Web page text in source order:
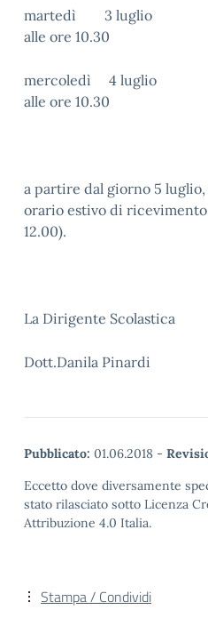
martedì 3 luglio
alle ore 10.30
mercoledì 4
alle ore 10.30
a partire dal giorno 5
orario estivo di
12.00).
La Dirigente Scolastica
Dott.Danila Pinardi
Pubblicato: 01.06.2018 -
Eccetto dove diversamente
stato rilasciato sotto Licenza
Attribuzione 4.0 Italia.
Stampa / Condividi